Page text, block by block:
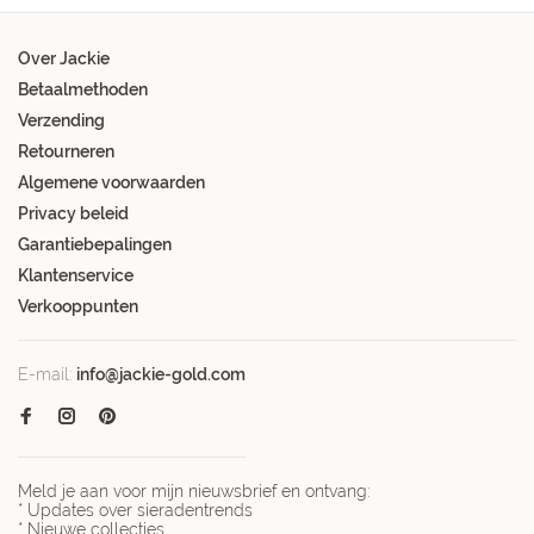
Over Jackie
Betaalmethoden
Verzending
Retourneren
Algemene voorwaarden
Privacy beleid
Garantiebepalingen
Klantenservice
Verkooppunten
E-mail: info@jackie-gold.com
Meld je aan voor mijn nieuwsbrief en ontvang:
* Updates over sieradentrends
* Nieuwe collecties